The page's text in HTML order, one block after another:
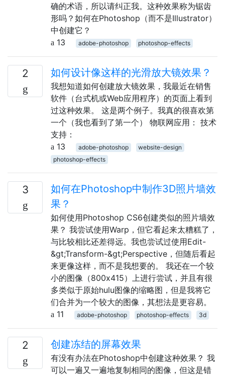
确的术语，所以请纠正我。这种效果称为锯齿
形吗？如何在Photoshop（而不是Illustrator）
中创建它？
13
adobe-photoshop photoshop-effects
2 如何设计像这样的光滑放大镜效果？
我想知道如何创建放大镜效果，我最近在销售
软件（台式机或Web应用程序）的页面上看到
过这种效果。 这是两个例子。我真的很喜欢第
一个（我也看到了第一个） 物联网应用： 技术
支持：
13
adobe-photoshop
website-design
photoshop-effects
3
如何在Photoshop中制作3D照片墙效
果？
如何使用Photoshop CS6创建类似的照片墙效
果？ 我尝试使用Warp，但它看起来太糟糕了，
与比较相比还差得远。我也尝试过使用Edit-
&gt;Transform-&gt;Perspective，但随后看起
来更像这样，而不是我想要的。 我还在一个较
小的图像（800x415）上进行尝试，并且有很
多类似于原始hulu图像的缩略图，但是我将它
们合并为一个较大的图像，其想法是更容易。
11
adobe-photoshop photoshop-effects 3d
2 创建冻结的屏幕效果
有没有办法在Photoshop中创建这种效果？ 我
可以一遍又一遍地复制相同的图像，但这是错